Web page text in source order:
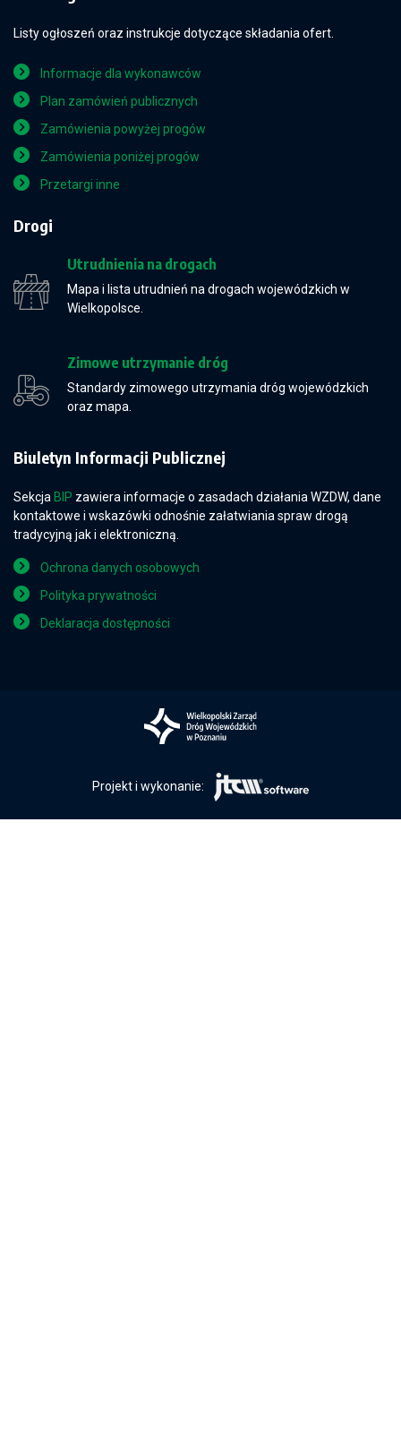
Listy ogłoszeń oraz instrukcje dotyczące składania ofert.
Informacje dla wykonawców
Plan zamówień publicznych
Zamówienia powyżej progów
Zamówienia poniżej progów
Przetargi inne
Drogi
Utrudnienia na drogach
Mapa i lista utrudnień na drogach wojewódzkich w
Wielkopolsce.
Zimowe utrzymanie dróg
Standardy zimowego utrzymania dróg wojewódzkich
oraz mapa.
Biuletyn Informacji Publicznej
Sekcja BIP zawiera informacje o zasadach działania WZDW, dane
kontaktowe i wskazówki odnośnie załatwiania spraw drogą
tradycyjną jak i elektroniczną.
Ochrona danych osobowych
Polityka prywatności
Deklaracja dostępności
Projekt i wykonanie: